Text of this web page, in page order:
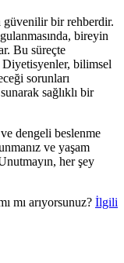
güvenilir bir rehberdir.
bireyin
Bu süreçte
Diyetisyenler, bilimsel
sorunları
sağlıklı bir
dengeli beslenme
ve yaşam
her şey
mı arıyorsunuz? İlgili